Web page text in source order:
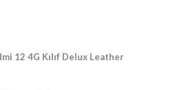
12 4G Kılıf Delux Leather